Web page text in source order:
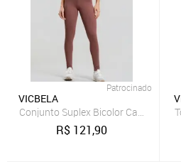
Patrocinado
VICBELA
Conjunto Suplex Bicolor Calça +
R$ 121,90